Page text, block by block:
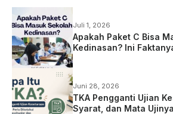
Juli 1, 2026
Apakah Paket C Bisa
Kedinasan? Ini
Juni 28, 2026
TKA Pengganti Ujian
Syarat, dan Mata